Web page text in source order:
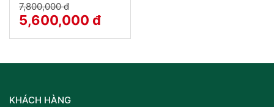
7,800,000 đ
5,600,000 đ
KHÁCH HÀNG